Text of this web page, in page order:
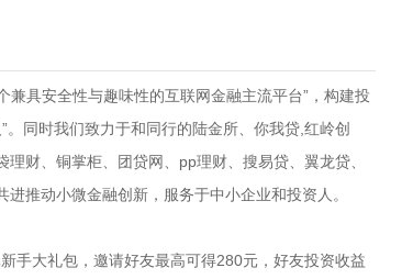
具安全性与趣味性的互联网金融主流平台”，构建投
同时我们致力于和同行的陆金所、你我贷,红岭创
财、铜掌柜、团贷网、pp理财、搜易贷、翼龙贷、
推动小微金融创新，服务于中小企业和投资人。
手大礼包，邀请好友最高可得280元，好友投资收益